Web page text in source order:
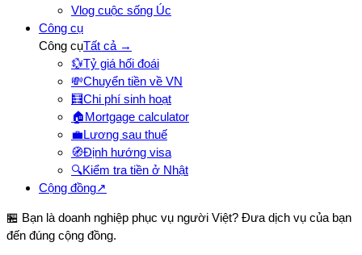
Vlog cuộc sống Úc
Công cụ
Công cụTất cả →
💱Tỷ giá hối đoái
💸Chuyển tiền về VN
🧮Chi phí sinh hoạt
🏠Mortgage calculator
💼Lương sau thuế
🧭Định hướng visa
🔍Kiểm tra tiền ở Nhật
Cộng đồng↗
🏪 Bạn là doanh nghiệp phục vụ người Việt? Đưa dịch vụ của bạn
đến đúng cộng đồng.